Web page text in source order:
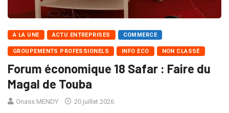
A LA UNE ACTU ENTREPRISES COMMERCE
GROUPEMENTS PROFESSIONELS INFO ECO NON CLASSÉ
Forum économique 18 Safar : Faire du
Magal de Touba
Onass MENDY 20 juillet 2026